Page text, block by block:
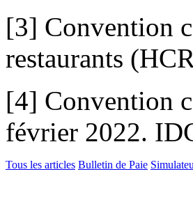
[3] Convention
restaurants
[4] Convention
février 2022.
Tous les articles Bulletin de Paie